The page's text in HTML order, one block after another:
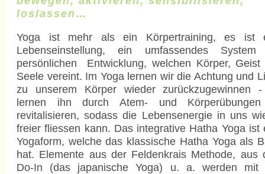
loslassen…
Yoga ist mehr als ein Körpertraining, es ist
Lebenseinstellung, ein umfassendes System
persönlichen Entwicklung, welchen Körper, Geist
Seele vereint. Im Yoga lernen wir die Achtung und
zu unserem Körper wieder zurückzugewinnen
lernen ihn durch Atem- und
revitalisieren, sodass die Lebensenergie in uns
freier fliessen kann. Das integrative Hatha Yoga ist
Yogaform, welche das klassische Hatha Yoga als
hat. Elemente aus der Feldenkrais Methode, aus
Do-In (das japanische Yoga) u. a. werden mit